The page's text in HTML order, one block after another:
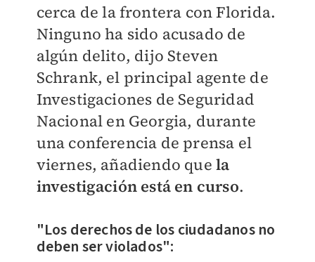
cerca de la frontera con Florida.
Ninguno ha sido acusado de
algún delito, dijo Steven
Schrank, el principal agente de
Investigaciones de Seguridad
Nacional en Georgia, durante
una conferencia de prensa el
viernes, añadiendo que la
investigación está en curso.
"Los derechos de los ciudadanos no
deben ser violados":